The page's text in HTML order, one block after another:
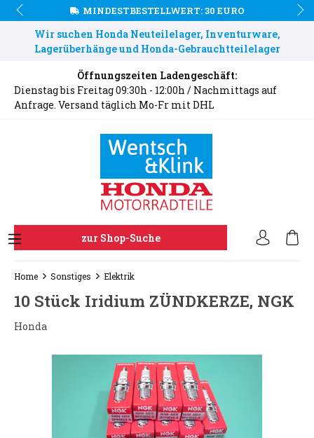
MINDESTBESTELLWERT: 30 EURO
Wir suchen Honda Neuteilelager, Inventurware,
Lagerüberhänge und Honda-Gebrauchtteilelager
Öffnungszeiten Ladengeschäft:
Dienstag bis Freitag 09:30h - 12:00h / Nachmittags auf
Anfrage. Versand täglich Mo-Fr mit DHL
zur Shop-Suche
Home Sonstiges Elektrik
10 Stück Iridium ZÜNDKERZE, NGK
Honda